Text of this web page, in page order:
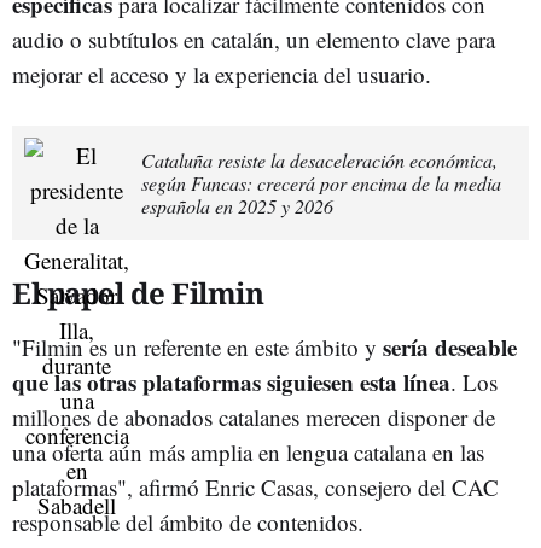
audio o subtítulos en catalán, un elemento clave para
mejorar el acceso y la experiencia del usuario.
Cataluña resiste la desaceleración económica,
según Funcas: crecerá por encima de la media
española en 2025 y 2026
El papel de Filmin
"Filmin es un referente en este ámbito y sería deseable
que las otras plataformas siguiesen esta línea. Los
millones de abonados catalanes merecen disponer de
una oferta aún más amplia en lengua catalana en las
plataformas", afirmó Enric Casas, consejero del CAC
responsable del ámbito de contenidos.